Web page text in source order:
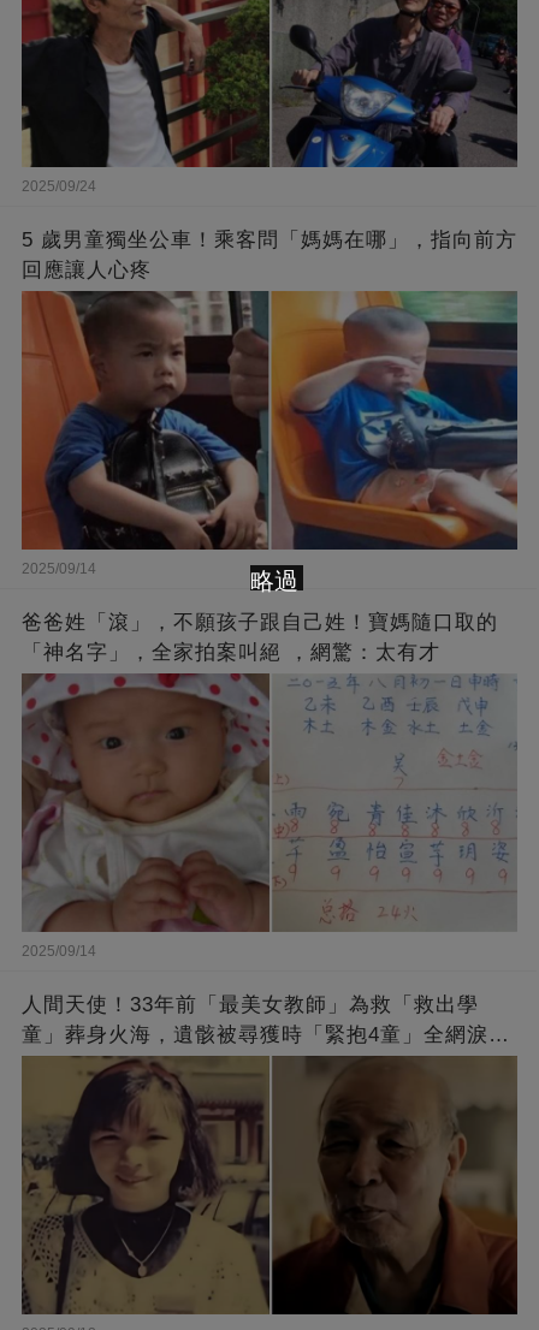
2025/09/24
5 歲男童獨坐公車！乘客問「媽媽在哪」，指向前方
回應讓人心疼
2025/09/14
爸爸姓「滾」，不願孩子跟自己姓！寶媽隨口取的
「神名字」，全家拍案叫絕 ，網驚：太有才
2025/09/14
人間天使！33年前「最美女教師」為救「救出學
童」葬身火海，遺骸被尋獲時「緊抱4童」全網淚
崩：真正的英雄不該被遺忘
略過